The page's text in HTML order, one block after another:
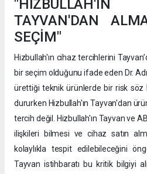
TAYVAN'DAN
SEÇİM"
Hizbullah'ın cihaz tercihlerini
bir seçim olduğunu ifade eden Dr.
ürettiği teknik ürünlerde bir risk söz
dururken Hizbullah'ın Tayvan'dan
tercih değil. Hizbullah'ın Tayvan ve
ilişkileri bilmesi ve cihaz satın
kolaylıkla tespit edilebileceğini
Tayvan istihbaratı bu kritik bilgiyi